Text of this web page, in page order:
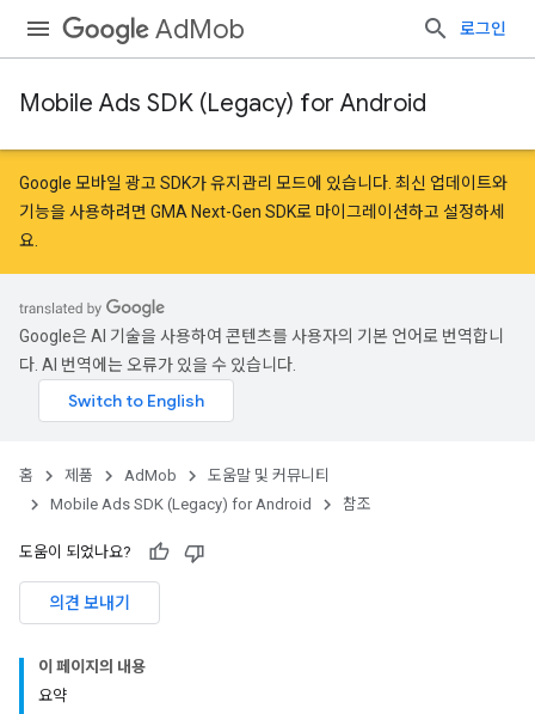
AdMob 로그인
Mobile Ads SDK (Legacy) for Android
Google 모바일 광고 SDK가 유지관리 모드에 있습니다. 최신 업데이트와
기능을 사용하려면 GMA Next-Gen SDK로 마이그레이션하고 설정하세
요.
Google은 AI 기술을 사용하여 콘텐츠를 사용자의 기본 언어로 번역합니
다. AI 번역에는 오류가 있을 수 있습니다.
홈 제품 AdMob
도움말 및 커뮤니티
Mobile Ads SDK (Legacy) for Android
참조
도움이 되었나요?
의견 보내기
이 페이지의 내용
요약